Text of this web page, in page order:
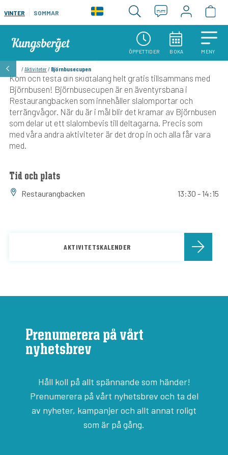
ÖPPETTIDER BOKA MENY
/Aktiviteter/ Björnbusecupen
VINTER SOMMAR
Kom och testa din skidtalang helt gratis tillsammans med
Björnbusen! Björnbusecupen är en äventyrsbana i
Restaurangbacken som innehåller slalomportar och
terrängvågor. När du är i mål blir det kramar av Björnbusen
som delar ut ett slalombevis till deltagarna. Precis som
med våra andra aktiviteter är det drop in och alla får vara
med.
Tid och plats
Restaurangbacken 13:30 - 14:15
AKTIVITETSKALENDER
Prenumerera på vårt
nyhetsbrev
Håll koll på allt spännande som händer!
Prenumerera på vårt nyhetsbrev och ta del
av nyheter, kampanjer och allt annat roligt
som är på gång.